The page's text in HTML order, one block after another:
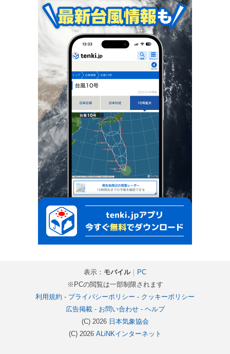
表示： モバイル｜ PC
※PCの閲覧は一部制限されます
利用規約 - プライバシーポリシー - クッキーポリシー
広告掲載- お問い合わせ- ヘルプ
(C) 2026 日本気象協会
(C) 2026 ALiNKインターネット